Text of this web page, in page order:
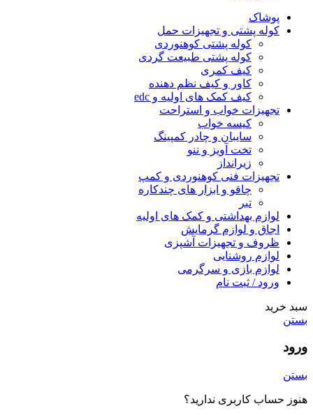
پوشاک
کوله پشتی و تجهیزات حمل
کوله پشتی کوهنوردی
کوله پشتی طبیعت گردی
کیف کمری
کاور و کیف نظم دهنده
کیف کمک های اولیه و edc
تجهیزات خواب و استراحت
کیسه خواب
سایبان و چادر کمپینگ
تخت آویز و ننو
زیرانداز
تجهیزات فنی کوهنوردی و کمپ
چاقو و ابزار های چندکاره
تبر
لوازم بهداشتی و کمک های اولیه
اجاق و لوازم گرمایش
ظروف و تجهیزات آشپزی
لوازم روشنایی
لوازم بازی و سرگرمی
ورود / ثبت نام
سبد خرید
بستن
ورود
بستن
هنوز حساب کاربری ندارید؟